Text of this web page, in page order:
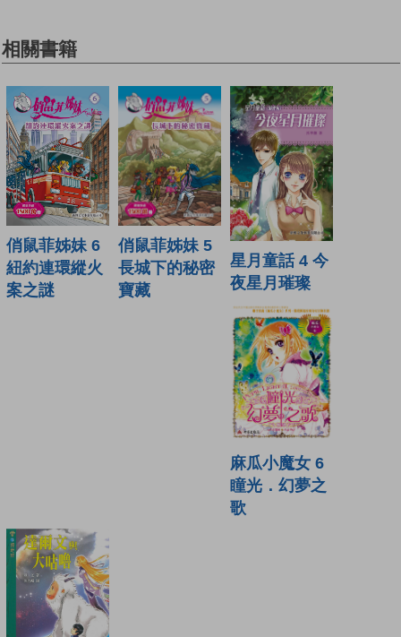
相關書籍
俏鼠菲姊妹 6
紐約連環縱火
案之謎
俏鼠菲姊妹 5
長城下的秘密
寶藏
星月童話 4 今
夜星月璀璨
麻瓜小魔女 6
瞳光．幻夢之
歌